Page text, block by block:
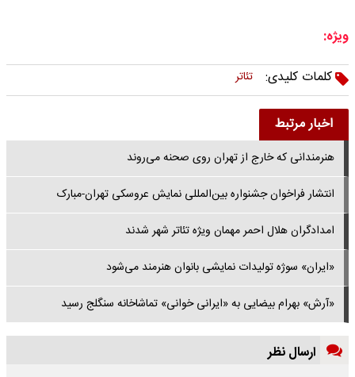
ویژه:
کلمات کلیدی:
تئاتر
اخبار مرتبط
هنرمندانی که خارج از تهران روی صحنه می‌روند
انتشار فراخوان جشنواره بین‌المللی نمایش عروسکی تهران-مبارک
امدادگران هلال احمر مهمان ویژه تئاتر شهر شدند
«ایران» سوژه تولیدات نمایشی بانوان هنرمند می‌شود
«آرش» بهرام بیضایی به «ایرانی خوانی» تماشاخانه سنگلج رسید
ارسال نظر